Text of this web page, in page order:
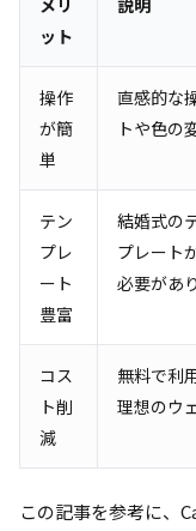
ット
操作
が簡
単
直感的な
トや色の
テン
プレ
ート
豊富
結婚式の
プレート
必要があ
コス
ト削
減
無料で利
理想のウ
この記事を参考に、